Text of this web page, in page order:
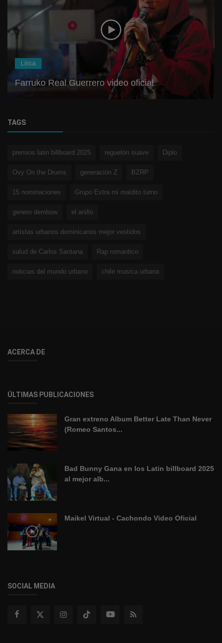
Lírica
Farruko Real Guerrero video oficial
TAGS
premios latin billboard 2025 reguetón suave Diplo
Ovy On the Drums generación Z BZRP
15 nominaciones Grupo Extra mi maldito turno
genero dembow el anillo
artistas urbanos dominicanos mejor vestidos
salud de Carlos Santana Rap romantico
noticias del mundo urbano chile musica urbana
ACERCA DE
ÚLTIMAS PUBLICACIONES
Gran extreno Album Better Late Than Never
(Romeo Santos...
Bad Bunny Gana en los Latin billboard 2025
al mejor alb...
Maikel Virtual - Cachondo Video Oficial
SOCIAL MEDIA